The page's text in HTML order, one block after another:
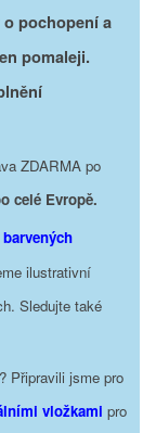
pochopení a
pomaleji.
ZDARMA po
celé Evropě.
barvených
ilustrativní
Sledujte také
Připravili jsme pro
vložkami pro